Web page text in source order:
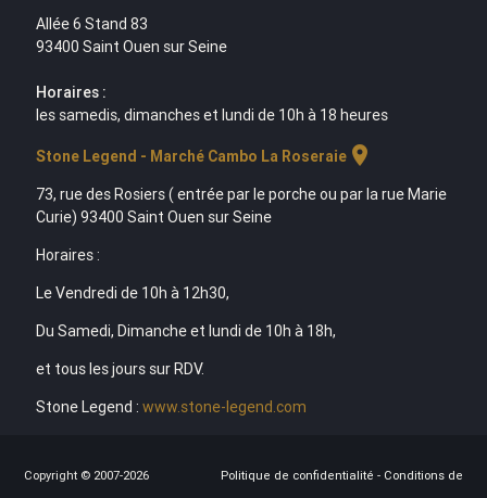
Allée 6 Stand 83
93400 Saint Ouen sur Seine
Horaires :
les samedis, dimanches et lundi de 10h à 18 heures
Stone Legend - Marché Cambo La Roseraielocation_on
73, rue des Rosiers ( entrée par le porche ou par la rue Marie
Curie) 93400 Saint Ouen sur Seine
Horaires :
Le Vendredi de 10h à 12h30,
Du Samedi, Dimanche et lundi de 10h à 18h,
et tous les jours sur RDV.
Stone Legend : www.stone-legend.com
Copyright © 2007-2026 Politique de confidentialité - Conditions de